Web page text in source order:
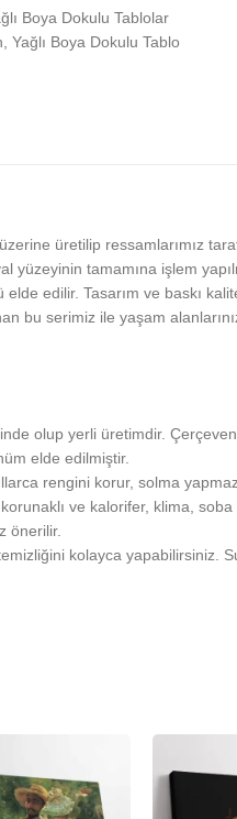
Boya Dokulu Tablolar
Yağlı Boya Dokulu Tablo
üretilip ressamlarımız
yüzeyinin tamamına işlem
edilir. Tasarım ve baskı
bu serimiz ile yaşam
olup yerli üretimdir.
elde edilmiştir.
rengini korur, solma
ve kalorifer, klima, soba
önerilir.
kolayca yapabilirsiniz.